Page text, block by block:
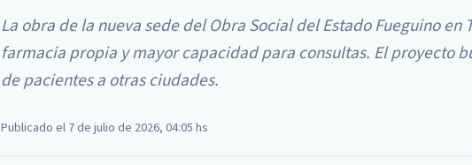
La obra de la nueva sede del Obra Social del Estado Fueguino en
farmacia propia y mayor capacidad para consultas. El proyecto
de pacientes a otras ciudades.
Publicado el 7 de julio de 2026, 04:05 hs